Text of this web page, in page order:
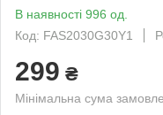
В наявності 996 од.
Код: FAS2030G30Y1
299 ₴
Мінімальна сума